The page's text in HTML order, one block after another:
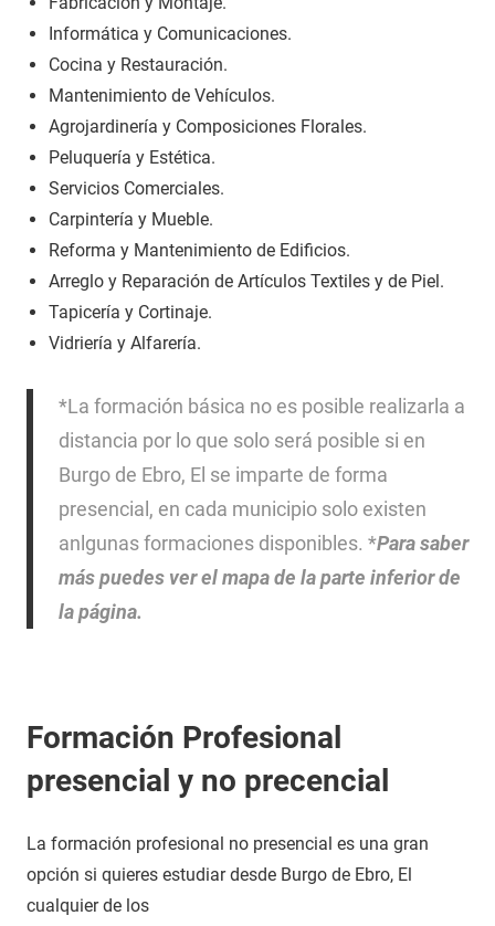
Informática y Comunicaciones.
Cocina y Restauración.
Mantenimiento de Vehículos.
Agrojardinería y Composiciones Florales.
Peluquería y Estética.
Servicios Comerciales.
Carpintería y Mueble.
Reforma y Mantenimiento de Edificios.
Arreglo y Reparación de Artículos Textiles y de Piel.
Tapicería y Cortinaje.
Vidriería y Alfarería.
*La formación básica no es posible realizarla a
distancia por lo que solo será posible si en
Burgo de Ebro, El se imparte de forma
presencial, en cada municipio solo existen
anlgunas formaciones disponibles. *Para saber
más puedes ver el mapa de la parte inferior de
la página.
Formación Profesional
presencial y no precencial
La formación profesional no presencial es una gran
opción si quieres estudiar desde Burgo de Ebro, El
cualquier de los